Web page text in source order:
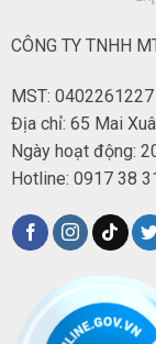
CÔNG TY TNHH
MST: 0402261227
Địa chỉ: 65 Mai
Ngày hoạt động:
Hotline: 0917 38